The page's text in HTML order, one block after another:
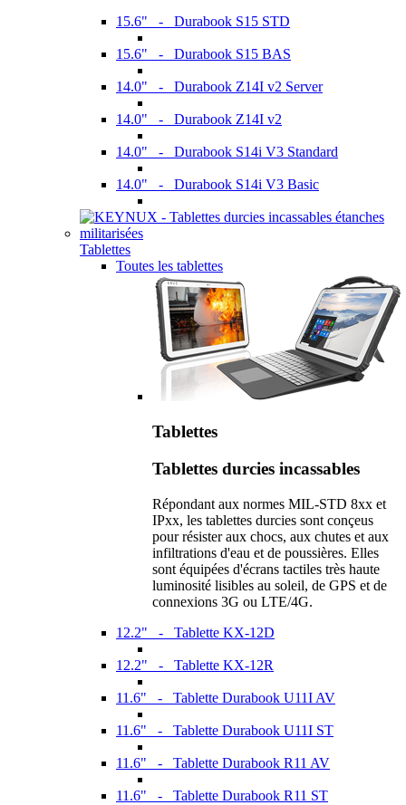
15.6" - Durabook S15 STD
15.6" - Durabook S15 BAS
14.0" - Durabook Z14I v2 Server
14.0" - Durabook Z14I v2
14.0" - Durabook S14i V3 Standard
14.0" - Durabook S14i V3 Basic
Tablettes
Toutes les tablettes
Tablettes
Tablettes durcies incassables
Répondant aux normes MIL-STD 8xx et
IPxx, les tablettes durcies sont conçeus
pour résister aux chocs, aux chutes et aux
infiltrations d'eau et de poussières. Elles
sont équipées d'écrans tactiles très haute
luminosité lisibles au soleil, de GPS et de
connexions 3G ou LTE/4G.
12.2" - Tablette KX-12D
12.2" - Tablette KX-12R
11.6" - Tablette Durabook U11I AV
11.6" - Tablette Durabook U11I ST
11.6" - Tablette Durabook R11 AV
11.6" - Tablette Durabook R11 ST